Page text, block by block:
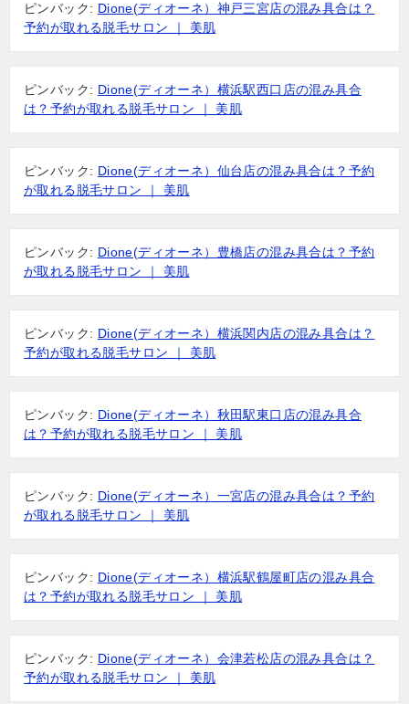
ピンバック: Dione(ディオーネ）神戸三宮店の混み具合は？
予約が取れる脱毛サロン ｜ 美肌
ピンバック: Dione(ディオーネ）横浜駅西口店の混み具合
は？予約が取れる脱毛サロン ｜ 美肌
ピンバック: Dione(ディオーネ）仙台店の混み具合は？予約
が取れる脱毛サロン ｜ 美肌
ピンバック: Dione(ディオーネ）豊橋店の混み具合は？予約
が取れる脱毛サロン ｜ 美肌
ピンバック: Dione(ディオーネ）横浜関内店の混み具合は？
予約が取れる脱毛サロン ｜ 美肌
ピンバック: Dione(ディオーネ）秋田駅東口店の混み具合
は？予約が取れる脱毛サロン ｜ 美肌
ピンバック: Dione(ディオーネ）一宮店の混み具合は？予約
が取れる脱毛サロン ｜ 美肌
ピンバック: Dione(ディオーネ）横浜駅鶴屋町店の混み具合
は？予約が取れる脱毛サロン ｜ 美肌
ピンバック: Dione(ディオーネ）会津若松店の混み具合は？
予約が取れる脱毛サロン ｜ 美肌